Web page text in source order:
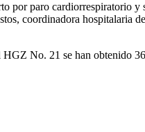
paro cardiorrespiratorio y
coordinadora hospitalaria
No. 21 se han obtenido